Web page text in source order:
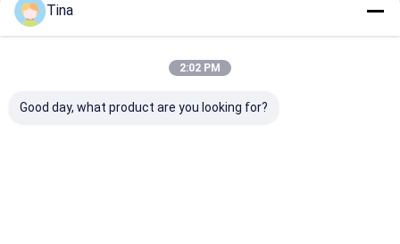
Tina
2:02 PM
Good day, what product are you looking for?